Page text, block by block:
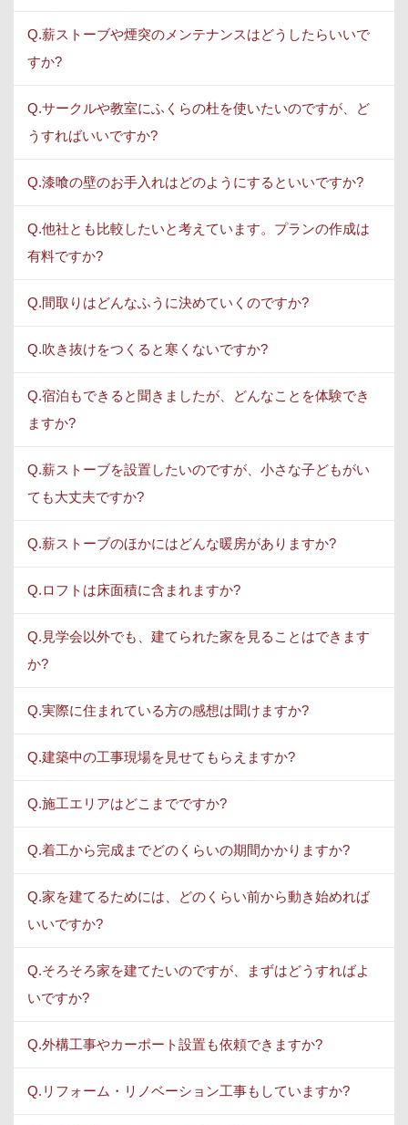
Q.薪ストーブや煙突のメンテナンスはどうしたらいいで
すか?
Q.サークルや教室にふくらの杜を使いたいのですが、ど
うすればいいですか?
Q.漆喰の壁のお手入れはどのようにするといいですか?
Q.他社とも比較したいと考えています。プランの作成は
有料ですか?
Q.間取りはどんなふうに決めていくのですか?
Q.吹き抜けをつくると寒くないですか?
Q.宿泊もできると聞きましたが、どんなことを体験でき
ますか?
Q.薪ストーブを設置したいのですが、小さな子どもがい
ても大丈夫ですか?
Q.薪ストーブのほかにはどんな暖房がありますか?
Q.ロフトは床面積に含まれますか?
Q.見学会以外でも、建てられた家を見ることはできます
か?
Q.実際に住まれている方の感想は聞けますか?
Q.建築中の工事現場を見せてもらえますか?
Q.施工エリアはどこまでですか?
Q.着工から完成までどのくらいの期間かかりますか?
Q.家を建てるためには、どのくらい前から動き始めれば
いいですか?
Q.そろそろ家を建てたいのですが、まずはどうすればよ
いですか?
Q.外構工事やカーポート設置も依頼できますか?
Q.リフォーム・リノベーション工事もしていますか?